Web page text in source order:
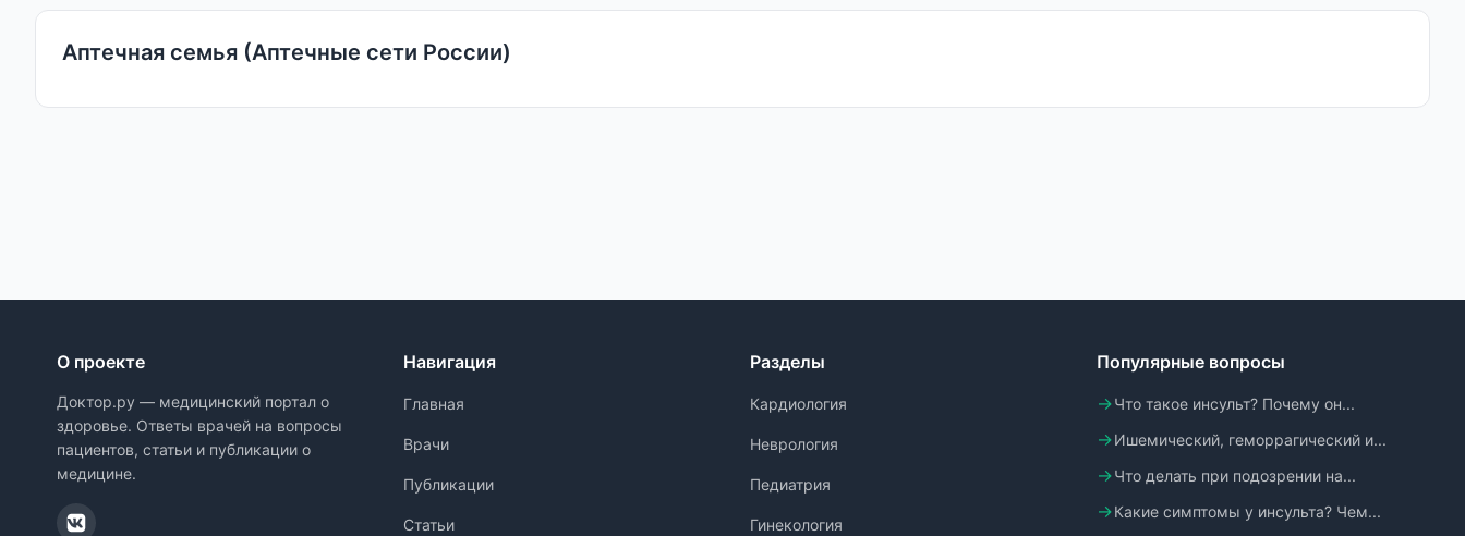
Аптечная семья (Аптечные сети России)
О проекте
Доктор.ру — медицинский портал о
здоровье. Ответы врачей на вопросы
пациентов, статьи и публикации о
медицине.
Навигация
Главная
Врачи
Публикации
Статьи
Разделы
Кардиология
Неврология
Педиатрия
Гинекология
Популярные вопросы
Что такое инсульт? Почему он...
Ишемический, геморрагический и...
Что делать при подозрении на...
Какие симптомы у инсульта? Чем...